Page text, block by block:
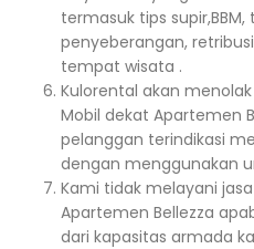
termasuk tips supir,BBM,
penyeberangan,
tempat wisata .
Kulorental akan
Mobil dekat Apartemen
pelanggan terindikasi
dengan menggunakan
Kami tidak melayani
Apartemen Bellezza
dari kapasitas armada